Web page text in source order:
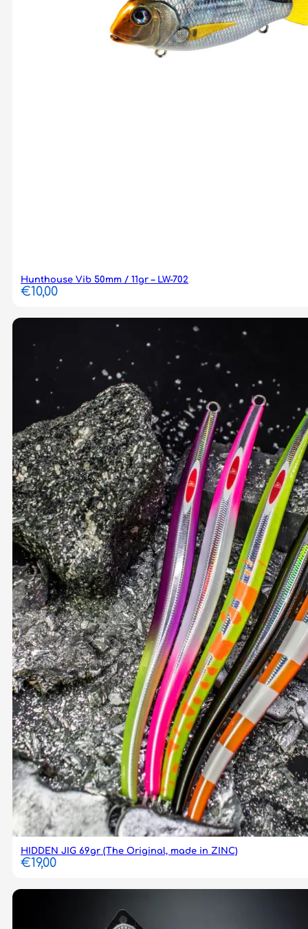
Hunthouse Vib 50mm / 11gr – LW-702
€10,00
HIDDEN JIG 69gr (The Original, made in ZINC)
€19,00